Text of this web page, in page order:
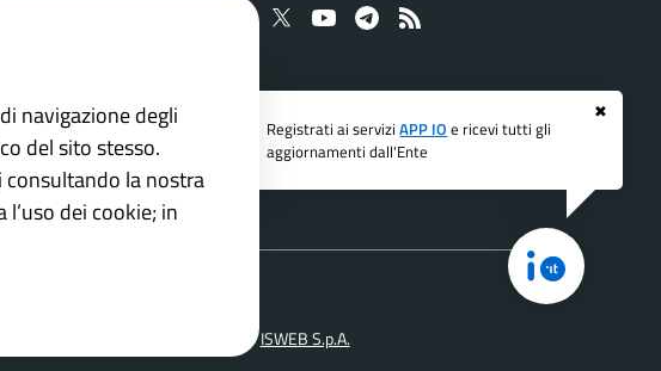
✖
Registrati ai serviziAPP IO e ricevi tutti gli
aggiornamenti dall'Ente
Faceboook
Twitter Youtube Telegram
diISWEB S.p.A.
navigazione degli
del sito stesso.
consultando la nostra
dei cookie; in